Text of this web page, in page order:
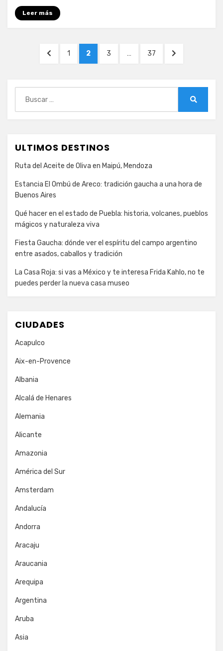
Leer más
Paginación
entradas
PÁGINA
ANTERIOR
PÁGINA
1 PÁGINA
2 PÁGINA
3 … PÁGINA
37
PÁGINA
ULTIMOS DESTINOS
Ruta del Aceite de Oliva en Maipú, Mendoza
Estancia El Ombú de Areco: tradición gaucha a una hora de
Buenos Aires
Qué hacer en el estado de Puebla: historia, volcanes, pueblos
mágicos y naturaleza viva
Fiesta Gaucha: dónde ver el espíritu del campo argentino
entre asados, caballos y tradición
La Casa Roja: si vas a México y te interesa Frida Kahlo, no te
puedes perder la nueva casa museo
CIUDADES
Acapulco
Aix-en-Provence
Albania
Alcalá de Henares
Alemania
Alicante
Amazonia
América del Sur
Amsterdam
Andalucía
Andorra
Aracaju
Araucania
Arequipa
Argentina
Aruba
Asia